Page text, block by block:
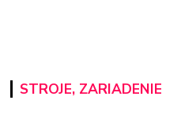
STROJE, ZARIADENIE